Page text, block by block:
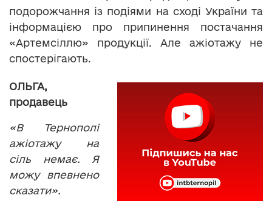
подорожчання із подіями на сході України та
інформацією про припинення постачання
«Артемсіллю» продукції. Але ажіотажу не
спостерігають.
ОЛЬГА,
продавець
«В Тернополі
ажіотажу на
сіль немає. Я
можу впевнено
сказати».